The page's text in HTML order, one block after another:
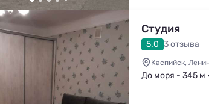
Студия
5.0 3 отзыва
Каспийск,
До моря - 345 м